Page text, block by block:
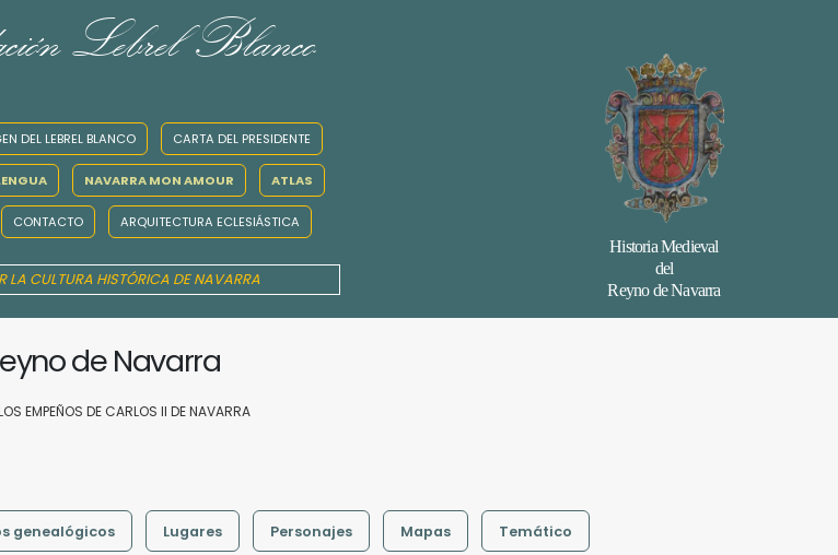
Lebrel Blanco
DEL LEBREL BLANCO CARTA DEL PRESIDENTE
NAVARRA MON AMOUR ATLAS
CONTACTO ARQUITECTURA ECLESIÁSTICA
LA CULTURA HISTÓRICA DE NAVARRA
Historia Medieval
del
Reyno de Navarra
de Navarra
EMPEÑOS DE CARLOS II DE NAVARRA
genealógicos Lugares Personajes Mapas Temático